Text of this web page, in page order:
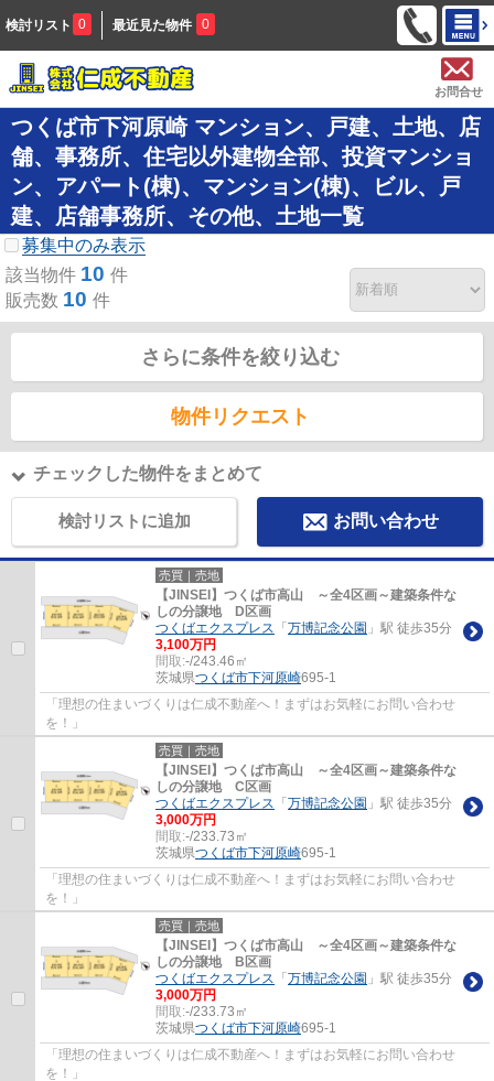
検討リスト 0 最近見た物件 0
お問合せ
つくば市下河原崎 マンション、戸建、土地、店
舗、事務所、住宅以外建物全部、投資マンショ
ン、アパート(棟)、マンション(棟)、ビル、戸
建、店舗事務所、その他、土地一覧
募集中のみ表示
該当物件 10 件
販売数 10 件
さらに条件を絞り込む
物件リクエスト
チェックした物件をまとめて
検討リストに追加 お問い合わせ
売買｜売地
【JINSEI】つくば市高山 ～全4区画～建築条件な
しの分譲地 D区画
つくばエクスプレス 「 万博記念公園 」駅 徒歩35分
3,100万円
間取:-/243.46㎡
茨城県つくば市下河原崎695-1
「理想の住まいづくりは仁成不動産へ！まずはお気軽にお問い合わせ
を！」
売買｜売地
【JINSEI】つくば市高山 ～全4区画～建築条件な
しの分譲地 C区画
つくばエクスプレス 「 万博記念公園 」駅 徒歩35分
3,000万円
間取:-/233.73㎡
茨城県つくば市下河原崎695-1
「理想の住まいづくりは仁成不動産へ！まずはお気軽にお問い合わせ
を！」
売買｜売地
【JINSEI】つくば市高山 ～全4区画～建築条件な
しの分譲地 B区画
つくばエクスプレス 「 万博記念公園 」駅 徒歩35分
3,000万円
間取:-/233.73㎡
茨城県つくば市下河原崎695-1
「理想の住まいづくりは仁成不動産へ！まずはお気軽にお問い合わせ
を！」